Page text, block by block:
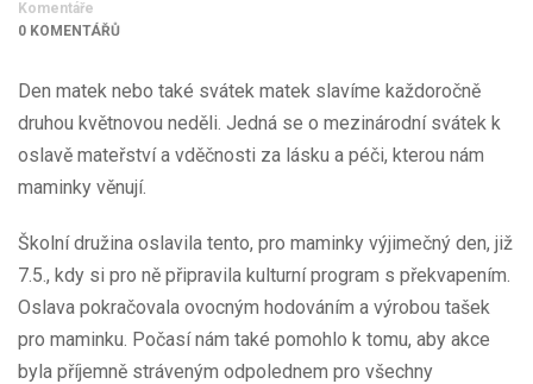
Komentáře
0 KOMENTÁŘŮ
Den matek nebo také svátek matek slavíme každoročně
druhou květnovou neděli. Jedná se o mezinárodní svátek k
oslavě mateřství a vděčnosti za lásku a péči, kterou nám
maminky věnují.
Školní družina oslavila tento, pro maminky výjimečný den, již
7.5., kdy si pro ně připravila kulturní program s překvapením.
Oslava pokračovala ovocným hodováním a výrobou tašek
pro maminku. Počasí nám také pomohlo k tomu, aby akce
byla příjemně stráveným odpolednem pro všechny